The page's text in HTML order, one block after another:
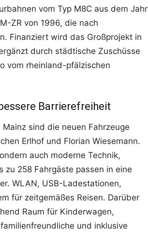
vom Typ M8C aus dem Jahr
ZR von 1996, die nach
Finanziert wird das Großprojekt in
durch städtische Zuschüsse
vom rheinland-pfälzischen
Barrierefreiheit
sind die neuen Fahrzeuge
Erlhof und Florian Wiesemann.
auch moderne Technik,
zu 258 Fahrgäste passen in eine
WLAN, USB-Ladestationen,
für zeitgemäßes Reisen. Darüber
Raum für Kinderwagen,
und inklusive